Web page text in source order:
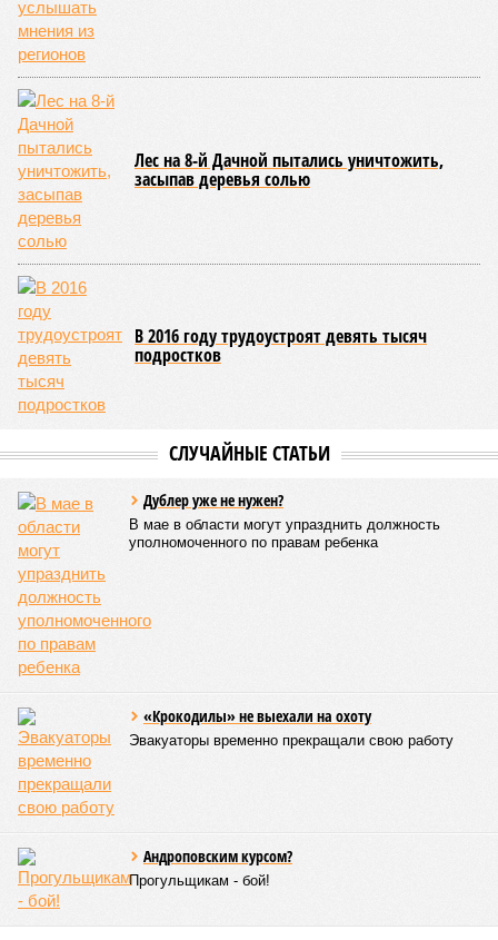
Лес на 8-й Дачной пытались уничтожить,
засыпав деревья солью
В 2016 году трудоустроят девять тысяч
подростков
СЛУЧАЙНЫЕ СТАТЬИ
Дублер уже не нужен?
В мае в области могут упразднить должность
уполномоченного по правам ребенка
«Крокодилы» не выехали на охоту
Эвакуаторы временно прекращали свою работу
Андроповским курсом?
Прогульщикам - бой!